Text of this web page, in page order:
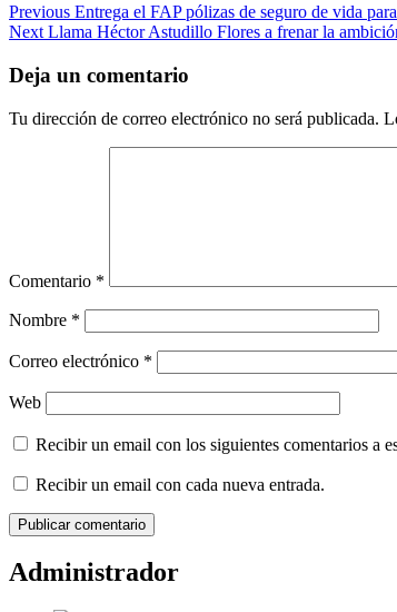
Post
navigation
Previous Entrega el FAP pólizas de seguro de vida
Next Llama Héctor Astudillo Flores a frenar la
Deja un comentario
Tu dirección de correo electrónico no será publicada.
Comentario *
Nombre *
Correo electrónico *
Web
Recibir un email con los siguientes comentarios a
Recibir un email con cada nueva entrada.
Administrador